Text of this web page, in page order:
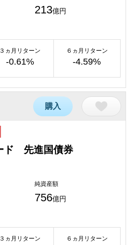
213億円
３ヵ月リターン
-0.61%
６ヵ月リターン
-4.59%
購入
ド 先進国債券
純資産額
756億円
３ヵ月リターン ６ヵ月リターン